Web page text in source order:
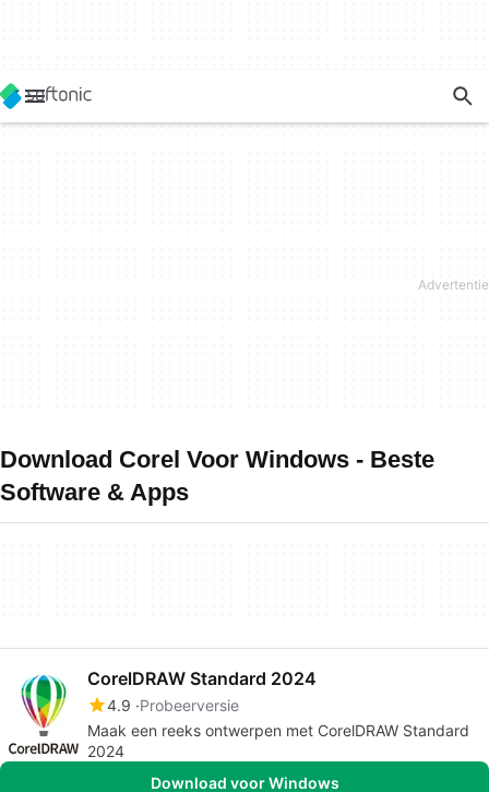
Download Corel Voor Windows - Beste
Software & Apps
CorelDRAW Standard 2024
4.9 Probeerversie
Maak een reeks ontwerpen met CorelDRAW Standard
2024
Download voor Windows